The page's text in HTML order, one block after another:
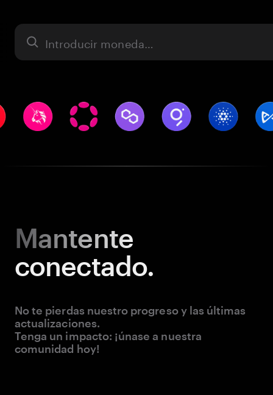
Activo
Mantente
conectado.
No te pierdas nuestro progreso y las últimas
actualizaciones.
Tenga un impacto: ¡únase a nuestra
comunidad hoy!